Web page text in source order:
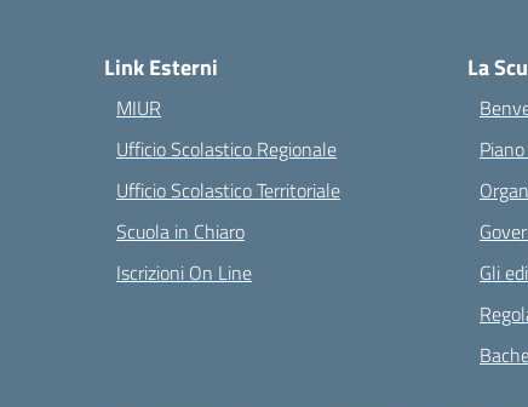
Link Esterni
MIUR
Ufficio Scolastico Regionale
Ufficio Scolastico Territoriale
Scuola in Chiaro
Iscrizioni On Line
La
Gli